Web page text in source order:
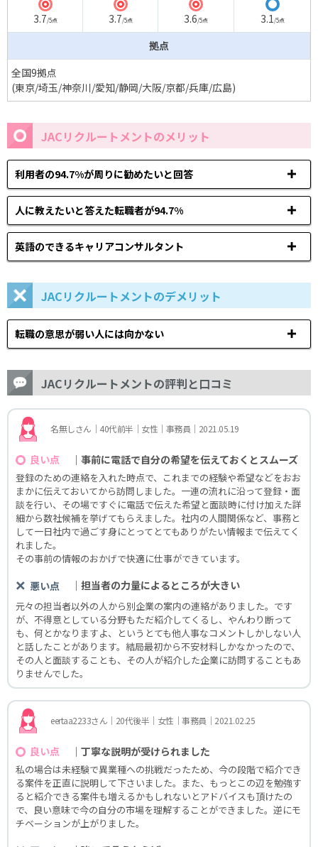
3.7/5点
3.7/5点
3.6/5点
3.1 /5点
拠点
全国9拠点
(東京/埼玉/神奈川/愛知/静岡/大阪/京都/兵庫/広島)
JACリクルートメントのメリット
利用者の94.7%が周りに勧めたいと回答
人に教えたいと答えた転職者が94.7%
英語のできるキャリアコンサルタント
JACリクルートメントのデメリット
転職の意思が弱い人には向かない
JACリクルートメントの評判と口コミ
名無しさん｜40代前半｜女性｜事務員｜2021.05.19
良い点 ｜事前に電話で自分の希望を伝えておくとスムーズ
登録のための連絡を入れた時点で、これまでの経験や希望などをおお
まかに伝えておいてから訪問しました。一連の流れに沿って登録・面
談を行い、その場ですぐに電話で伝えた希望と面談時に付け加えた詳
細から数社候補を挙げてもらえました。社内の人間関係など、事務と
して一日社内で過ごす身にとってとてもありがたい情報まで伝えてく
れました。
その事前の情報のおかげで快適に仕事ができています。
悪い点 ｜担当者の力量によるところが大きい
元々の担当者以外の人から別企業の案内の連絡がありました。です
が、不得意としている分野もただ紹介してくるし、やんわり断って
も、何とかなりますよ、というとても他人事なコメントしかしない人
と話したことがあります。結局最初から不安材料しかなかったので、
その人と面談することも、その人が紹介した企業に訪問することもあ
りませんでした。
eertaa2233さん｜20代後半｜女性｜事務員｜2021.02.25
良い点 ｜丁寧な説明が受けられました
私の場合は未経験で異業種への挑戦だったため、今の段階で紹介でき
る案件を正直に説明して下さいました。また、もっとこの辺を勉強す
ると紹介できる案件も増えるかもしれないとアドバイスも頂けたの
で、良い意味で今の自分の市場を理解することができました。逆にモ
チベーションが上がりました。